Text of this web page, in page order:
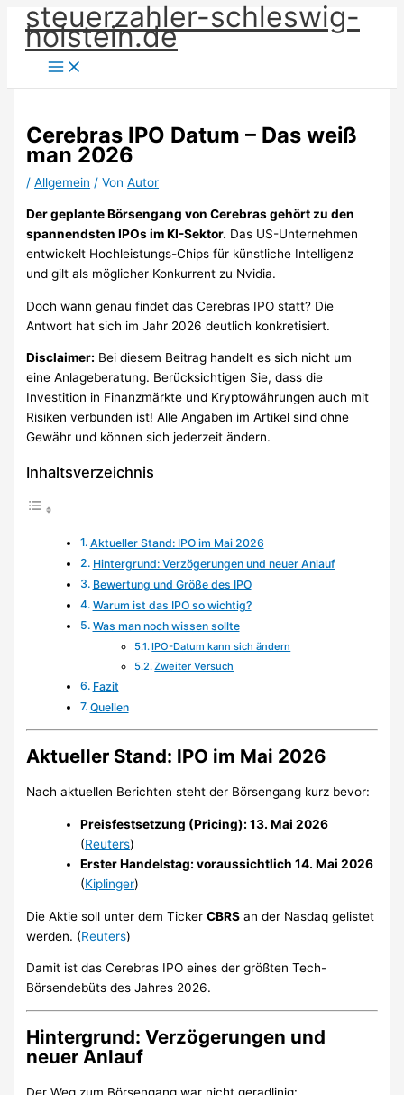
Zum
Inhalt
springen
steuerzahler-schleswig-
holstein.de
Cerebras IPO Datum – Das weiß
man 2026
/Allgemein / VonAutor
Der geplante Börsengang von Cerebras gehört zu den
spannendsten IPOs im KI-Sektor. Das US-Unternehmen
entwickelt Hochleistungs-Chips für künstliche Intelligenz
und gilt als möglicher Konkurrent zu Nvidia.
Doch wann genau findet das Cerebras IPO statt? Die
Antwort hat sich im Jahr 2026 deutlich konkretisiert.
Disclaimer: Bei diesem Beitrag handelt es sich nicht um
eine Anlageberatung. Berücksichtigen Sie, dass die
Investition in Finanzmärkte und Kryptowährungen auch mit
Risiken verbunden ist! Alle Angaben im Artikel sind ohne
Gewähr und können sich jederzeit ändern.
Inhaltsverzeichnis
Aktueller Stand: IPO im Mai 2026
Hintergrund: Verzögerungen und neuer Anlauf
Bewertung und Größe des IPO
Warum ist das IPO so wichtig?
Was man noch wissen sollte
IPO-Datum kann sich ändern
Zweiter Versuch
Fazit
Quellen
Aktueller Stand: IPO im Mai 2026
Nach aktuellen Berichten steht der Börsengang kurz bevor:
Preisfestsetzung (Pricing): 13. Mai 2026
(Reuters)
Erster Handelstag: voraussichtlich 14. Mai 2026
(Kiplinger)
Die Aktie soll unter dem TickerCBRS an der Nasdaq gelistet
werden. (Reuters)
Damit ist das Cerebras IPO eines der größten Tech-
Börsendebüts des Jahres 2026.
Hintergrund: Verzögerungen und
neuer Anlauf